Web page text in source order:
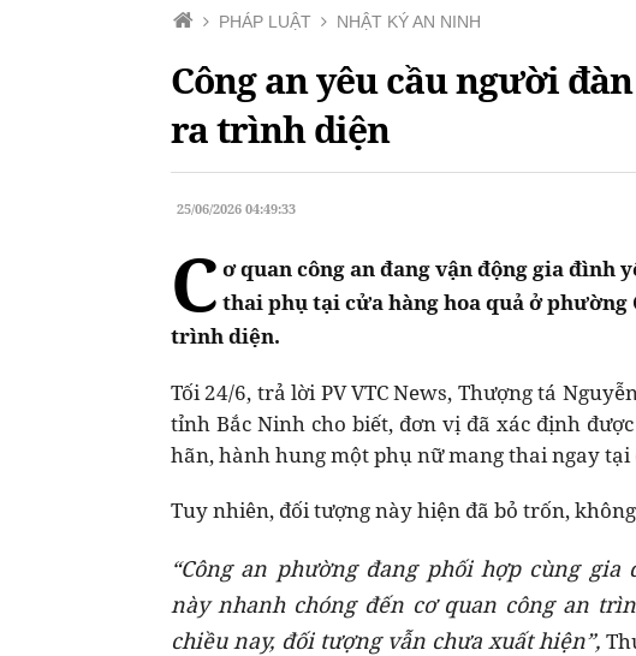
PHÁP LUẬT NHẬT KÝ AN NINH
Công an yêu cầu người
ra trình diện
25/06/2026 04:49:33
C ơ quan công an đang vận động gia đình
thai phụ tại cửa hàng hoa quả ở phường
trình diện.
Tối 24/6, trả lời PV VTC News, Thượng tá
tỉnh Bắc Ninh cho biết, đơn vị đã xác định
hãn, hành hung một phụ nữ mang thai ngay
Tuy nhiên, đối tượng này hiện đã bỏ trốn,
“Công an phường đang phối hợp cùng
này nhanh chóng đến cơ quan công an
chiều nay, đối tượng vẫn chưa xuất hiện”,